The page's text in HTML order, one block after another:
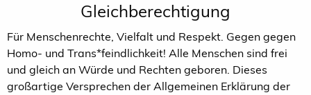
Gleichberechtigung
Für Menschenrechte, Vielfalt und Respekt. Gegen gegen
Homo- und Trans*feindlichkeit! Alle Menschen sind frei
und gleich an Würde und Rechten geboren. Dieses
großartige Versprechen der Allgemeinen Erklärung der